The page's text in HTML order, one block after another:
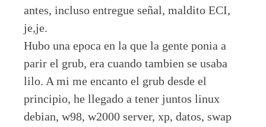
antes, incluso entregue señal, maldito ECI,
je,je.
Hubo una epoca en la que la gente ponia a
parir el grub, era cuando tambien se usaba
lilo. A mi me encanto el grub desde el
principio, he llegado a tener juntos linux
debian, w98, w2000 server, xp, datos, swap